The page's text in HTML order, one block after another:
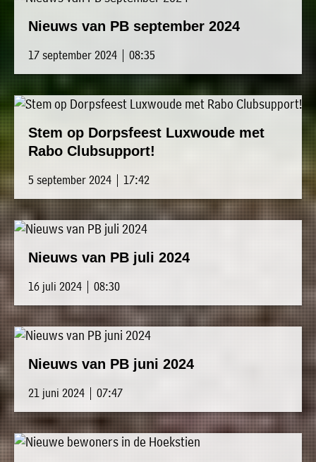
Nieuws van PB september 2024
17 september 2024 | 08:35
Stem op Dorpsfeest Luxwoude met
Rabo Clubsupport!
5 september 2024 | 17:42
Nieuws van PB juli 2024
16 juli 2024 | 08:30
Nieuws van PB juni 2024
21 juni 2024 | 07:47